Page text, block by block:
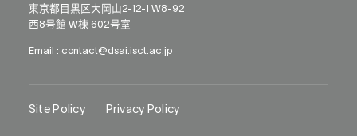
東京都目黒区大岡山2-12-1 W8-92
西8号館 W棟 602号室
Email : contact@dsai.isct.ac.jp
Site Policy Privacy Policy